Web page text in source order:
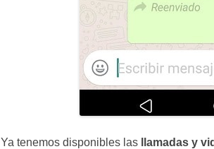
Ya tenemos disponibles las llamadas y